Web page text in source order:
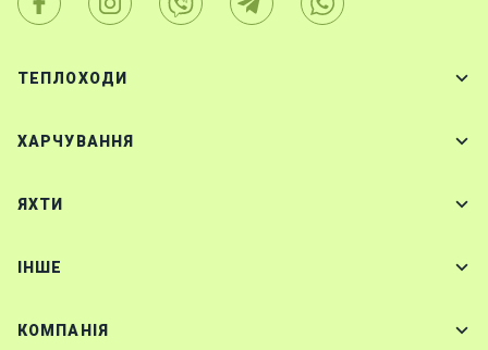
ТЕПЛОХОДИ
ХАРЧУВАННЯ
ЯХТИ
IНШЕ
КОМПАНІЯ